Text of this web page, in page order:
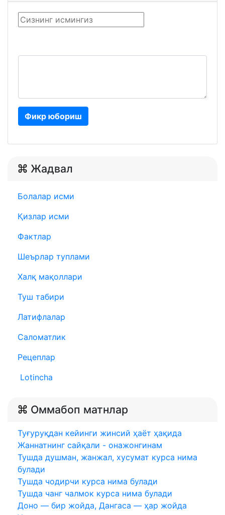
Фикр юбориш
Жадвал
Болалар исми
Қизлар исми
Фактлар
Шеърлар туплами
Халқ мақоллари
Туш табири
Латифлалар
Саломатлик
Рецеплар
Lotincha
Оммабоп матнлар
Туғуруқдан кейинги жинсий ҳаёт ҳақида
Жаннатнинг сайқали - онажонгинам
Тушда душман, жанжал, хусумат курса нима
булади
Тушда чодирчи курса нима булади
Тушда чанг чалмок курса нима булади
Доно — бир жойда, Дангаса — ҳар жойда